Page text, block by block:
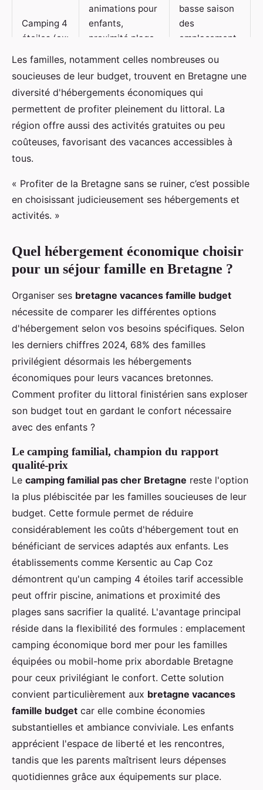
Camping 4
étoiles (ex:
Kersentic)
animations pour
enfants,
proximité plage,
accessibles
avec réductions
anticipées
basse saison
des
emplacement
homes
environ
300€/semaine
Gîtes et
locations
saisonnièr
(Fouesnan
t, Bénodet,
Concarnea
Indépendance,
cuisine équipée,
familles, tarifs
dégressifs pour
Environ 250-
selon la
localisation et
capacité
Location
camping-
hébergem
ents
insolites
(yourtes,
cabanes)
Flexibilité
expérience
insolite, gestion
simple du
budget
Location à
partir de
50€/jour,
nuitée en
yourte à
partir de
Les familles, notamment celles nombreuses ou
soucieuses de leur budget, trouvent en Bretagne une
diversité d'hébergements économiques qui
permettent de profiter pleinement du littoral. La
région offre aussi des activités gratuites ou peu
coûteuses, favorisant des vacances accessibles à
tous.
« Profiter de la Bretagne sans se ruiner, c’est possible
en choisissant judicieusement ses hébergements et
activités. »
Quel hébergement économique choisir
pour un séjour famille en Bretagne ?
Organiser ses bretagne vacances famille budget
nécessite de comparer les différentes options
d'hébergement selon vos besoins spécifiques. Selon
les derniers chiffres 2024, 68% des familles
privilégient désormais les hébergements
économiques pour leurs vacances bretonnes.
Comment profiter du littoral finistérien sans exploser
son budget tout en gardant le confort nécessaire
avec des enfants ?
Le camping familial, champion du rapport
qualité-prix
Le camping familial pas cher Bretagne reste l'option
la plus plébiscitée par les familles soucieuses de leur
budget. Cette formule permet de réduire
considérablement les coûts d'hébergement tout en
bénéficiant de services adaptés aux enfants. Les
établissements comme Kersentic au Cap Coz
démontrent qu'un camping 4 étoiles tarif accessible
peut offrir piscine, animations et proximité des
plages sans sacrifier la qualité. L'avantage principal
réside dans la flexibilité des formules : emplacement
camping économique bord mer pour les familles
équipées ou mobil-home prix abordable Bretagne
pour ceux privilégiant le confort. Cette solution
convient particulièrement aux bretagne vacances
famille budget car elle combine économies
substantielles et ambiance conviviale. Les enfants
apprécient l'espace de liberté et les rencontres,
tandis que les parents maîtrisent leurs dépenses
quotidiennes grâce aux équipements sur place.